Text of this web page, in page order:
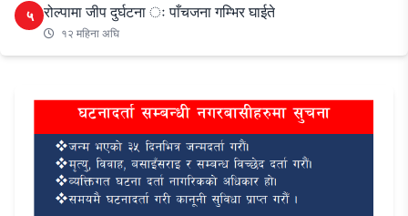
५ रोल्पामा जीप दुर्घटना ः पाँचजना गम्भिर घाईते
१२ महिना अघि